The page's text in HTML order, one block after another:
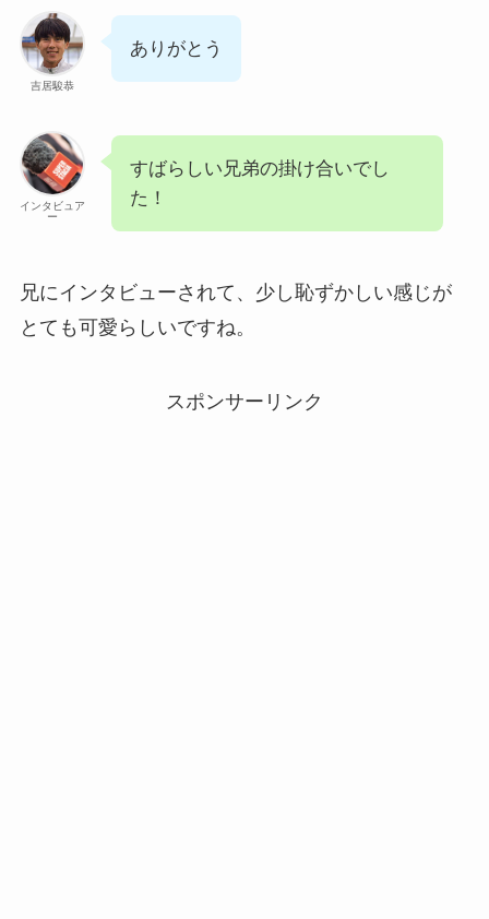
吉居駿恭
ありがとう
インタビュア
ー
すばらしい兄弟の掛け合いでし
た！
兄にインタビューされて、少し恥ずかしい感じが
とても可愛らしいですね。
スポンサーリンク